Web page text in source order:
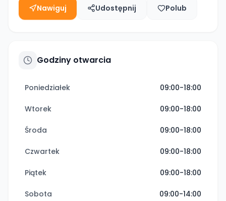
Nawiguj Udostępnij Polub
Godziny otwarcia
Poniedziałek 09:00-18:00
Wtorek 09:00-18:00
Środa 09:00-18:00
Czwartek 09:00-18:00
Piątek 09:00-18:00
Sobota 09:00-14:00